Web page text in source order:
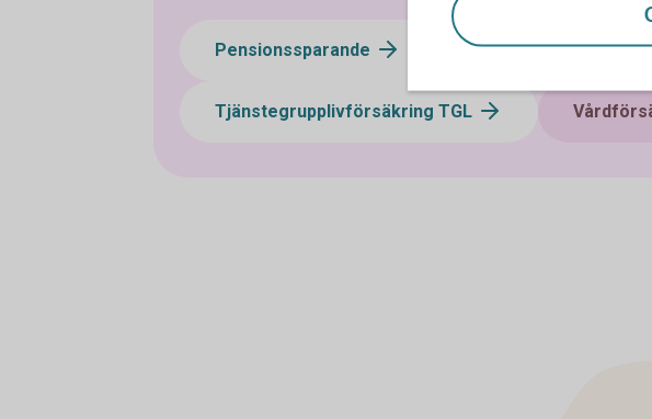
Pensionssparande Sjukförsäkring
Tjänstegrupplivförsäkring TGL